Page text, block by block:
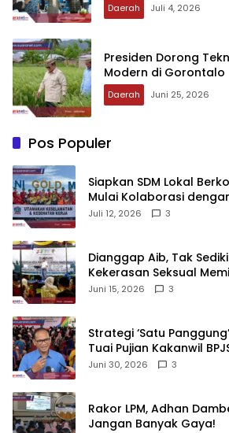
Daerah Juli 4, 2026
‎Presiden Dorong
Modern di Gorontalo
Daerah Juni 25, 2026
Pos Populer
‎Siapkan SDM Lokal
Mulai Kolaborasi
di Gorontalo
Juli 12, 2026 3
‎Dianggap Aib, Tak
Kekerasan Seksual
untuk Melapor!‎
Juni 15, 2026 3
Strategi ‘Satu
Tuai Pujian Kakanwil
Sulama‎‎
Juni 30, 2026 3
‎Rakor LPM, Adhan
Jangan Banyak Gaya!‎